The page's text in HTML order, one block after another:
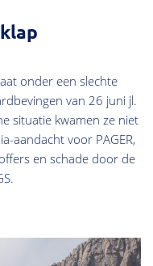
onder een slechte
van 26 juni jl.
situatie kwamen ze niet
aandacht voor PAGER,
en schade door de